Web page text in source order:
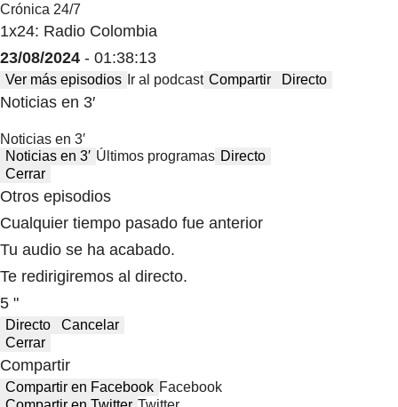
Crónica 24/7
1x24: Radio Colombia
23/08/2024 - 01:38:13
Ver más episodios Ir al podcast Compartir Directo
Noticias en 3′
Noticias en 3′
Noticias en 3′ Últimos programas Directo
Cerrar
Otros episodios
Cualquier tiempo pasado fue anterior
Tu audio se ha acabado.
Te redirigiremos al directo.
5 "
Directo
Cancelar
Cerrar
Compartir
Compartir en Facebook Facebook